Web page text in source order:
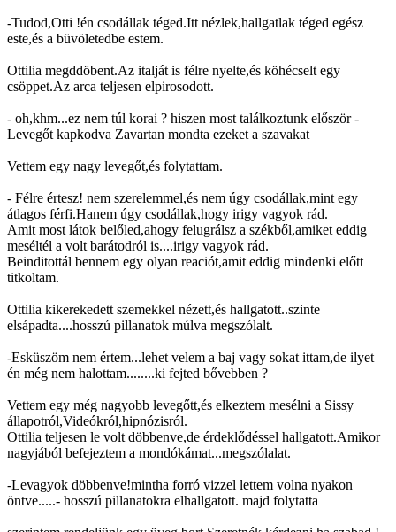
-Tudod,Otti !én csodállak téged.Itt nézlek,hallgatlak téged egész
este,és a büvöletedbe estem.
Ottilia megddöbent.Az italját is félre nyelte,és köhécselt egy
csöppet.Az arca teljesen elpirosodott.
- oh,khm...ez nem túl korai ? hiszen most találkoztunk először -
Levegőt kapkodva Zavartan mondta ezeket a szavakat
Vettem egy nagy levegőt,és folytattam.
- Félre értesz! nem szerelemmel,és nem úgy csodállak,mint egy
átlagos férfi.Hanem úgy csodállak,hogy irigy vagyok rád.
Amit most látok belőled,ahogy felugrálsz a székből,amiket eddig
meséltél a volt barátodról is....irigy vagyok rád.
Beinditottál bennem egy olyan reaciót,amit eddig mindenki előtt
titkoltam.
Ottilia kikerekedett szemekkel nézett,és hallgatott..szinte
elsápadta....hosszú pillanatok múlva megszólalt.
-Esküszöm nem értem...lehet velem a baj vagy sokat ittam,de ilyet
én még nem halottam........ki fejted bővebben ?
Vettem egy még nagyobb levegőtt,és elkeztem mesélni a Sissy
állapotról,Videókról,hipnózisról.
Ottilia teljesen le volt döbbenve,de érdeklődéssel hallgatott.Amikor
nagyjából befejeztem a mondókámat...megszólalat.
-Levagyok döbbenve!mintha forró vizzel lettem volna nyakon
öntve.....- hosszú pillanatokra elhallgatott. majd folytatta